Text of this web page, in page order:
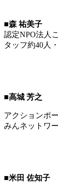
■森 祐美子
認定NPO法人
タッフ約40人
■高城 芳之
アクションポ
みんネットワ
■米田 佐知子